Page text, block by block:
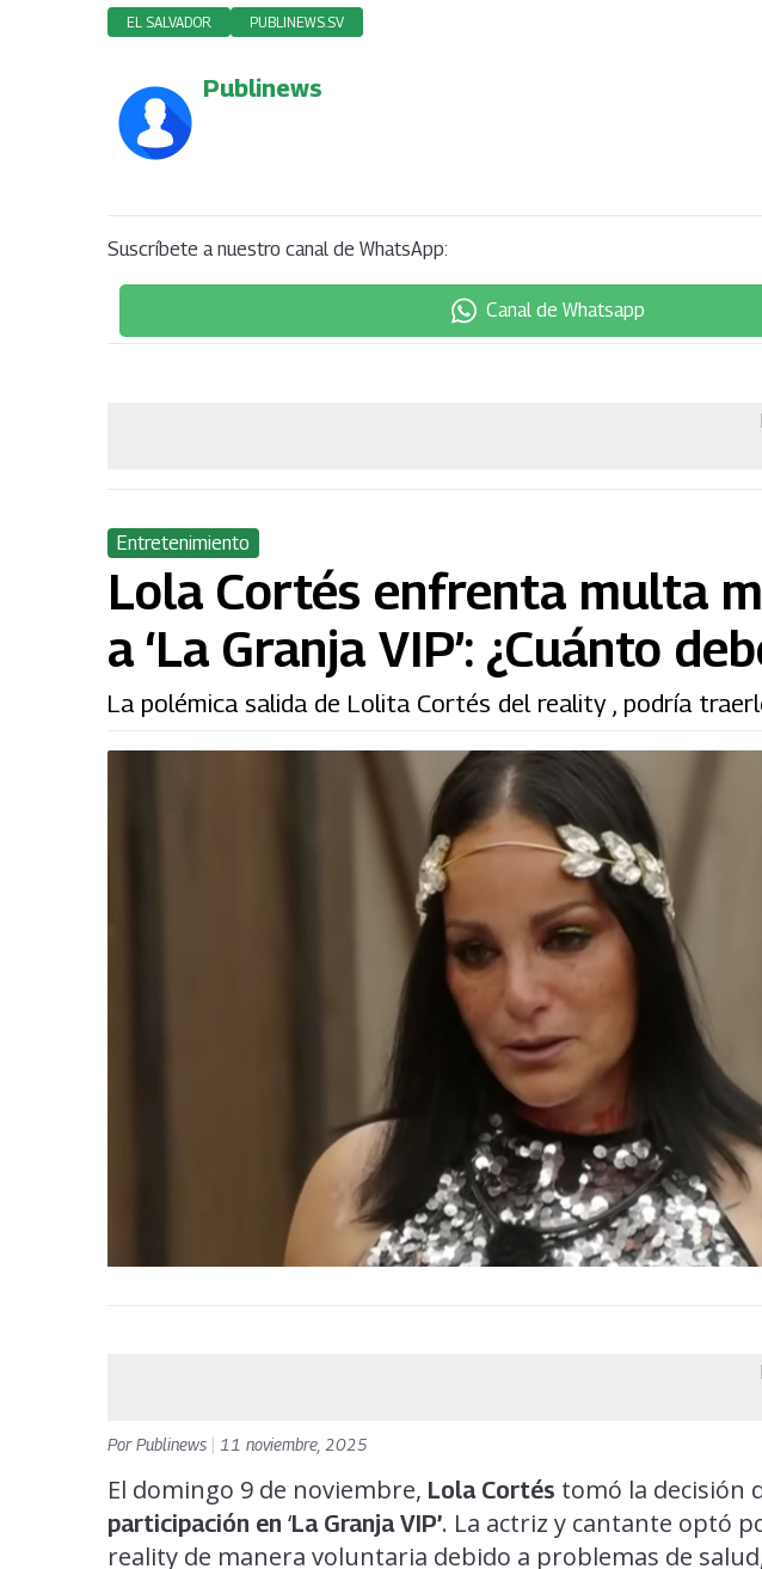
EL SALVADOR PUBLINEWS.SV
Publinews
Suscríbete a nuestro canal de WhatsApp:
Canal de Whatsapp
Entretenimiento
Lola Cortés enfrenta multa
a ‘La Granja VIP’: ¿Cuánto
La polémica salida de Lolita Cortés del reality , podría
PorPublinews 11 noviembre, 2025
El domingo 9 de noviembre, Lola Cortés tomó la decisión
participación en ‘La Granja VIP’. La actriz y cantante optó
reality de manera voluntaria debido a problemas de